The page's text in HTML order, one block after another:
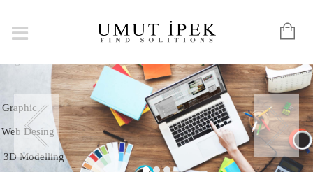
3D Modelling
Graphic
Web Desing